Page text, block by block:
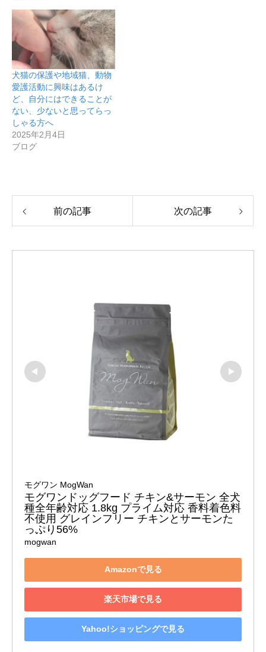
犬猫の保護や地域猫、動物
愛護活動に興味はあるけ
ど、自分にはできることが
ない、少ないと思ってらっ
しゃる方へ
2025年2月4日
ブログ
前の記事 次の記事
モグワン MogWan
モグワンドッグフード チキン&サーモン 全犬
種全年齢対応 1.8kg プライム対応 香料着色料
不使用 グレインフリー チキンとサーモンた
っぷり56%
mogwan
Amazonで見る
楽天市場で見る
Yahoo!ショッピングで見る